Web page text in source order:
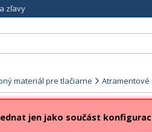
zľavy
materiál pre tlačiarne Atramentové
jen jako součást